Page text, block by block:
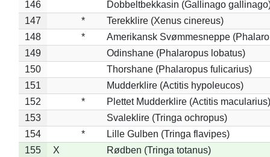
146
Dobbeltbekkasin (Gallinago
147
*
Terekklire (Xenus cinereus)
148
*
Amerikansk Svømmesneppe
149
Odinshane (Phalaropus lobatus)
150
Thorshane (Phalaropus fulicarius)
151
Mudderklire (Actitis hypoleucos)
152
*
Plettet Mudderklire (Actitis macularius)
153
Svaleklire (Tringa ochropus)
154
*
Lille Gulben (Tringa flavipes)
155
X
Rødben (Tringa totanus)